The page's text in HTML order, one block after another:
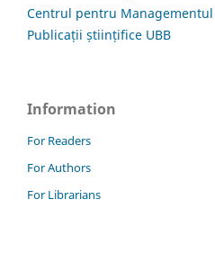
Centrul pentru
Publicații științifice UBB
Information
For Readers
For Authors
For Librarians